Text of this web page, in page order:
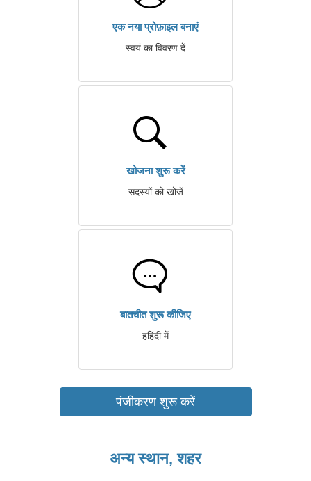
एक नया प्रोफ़ाइल बनाएं
स्वयं का विवरण दें
खोजना शुरू करें
सदस्यों को खोजें
बातचीत शुरू कीजिए
हहिंदी में
पंजीकरण शुरू करें
अन्य स्थान, शहर